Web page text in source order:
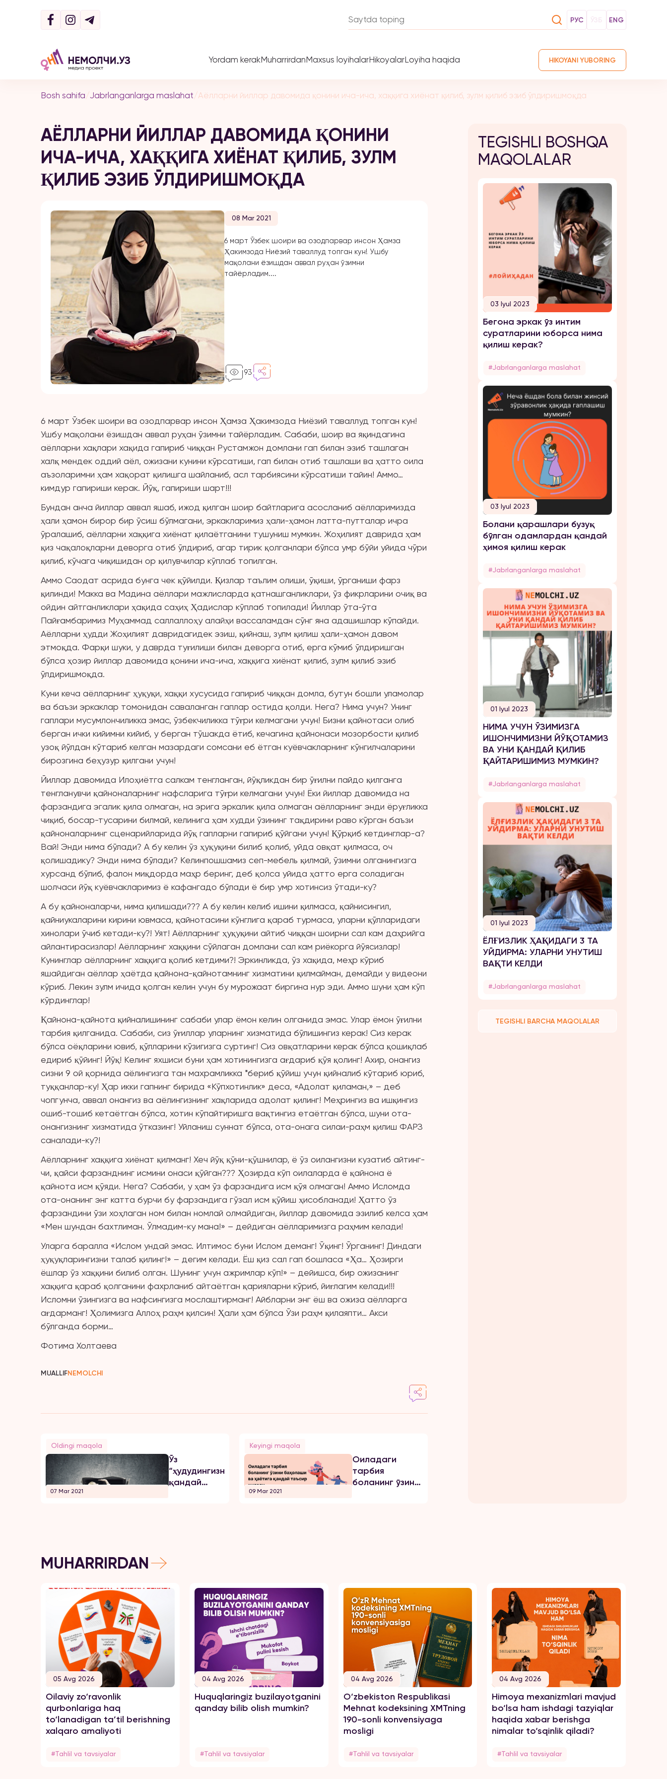
РУС ЎЗБ ENG
Yordam kerakMuharrirdanMaxsus loyihalarHikoyalarLoyiha haqida HIKOYANI YUBORING
Bosh sahifa/Jabrlanganlarga maslahat/Аёлларни йиллар давомида қонини ича-ича, хаққига хиёнат қилиб, зулм қилиб эзиб ўлдиришмоқда
АЁЛЛАРНИ ЙИЛЛАР ДАВОМИДА ҚОНИНИ
ИЧА-ИЧА, ХАҚҚИГА ХИЁНАТ ҚИЛИБ, ЗУЛМ
ҚИЛИБ ЭЗИБ ЎЛДИРИШМОҚДА
08 Mar 2021
6 март Ўзбек шоири ва озодпарвар инсон Ҳамза
Ҳакимзода Ниёзий таваллуд топган кун! Ушбу
мақолани ёзишдан аввал руҳан ўзимни
тайёрладим....
93
6 март Ўзбек шоири ва озодпарвар инсон Ҳамза Ҳакимзода Ниёзий таваллуд топган кун!
Ушбу мақолани ёзишдан аввал руҳан ўзимни тайёрладим. Сабаби, шоир ва яқиндагина
аёлларни хақлари хақида гапириб чиққан Рустамжон домлани гап билан эзиб ташлаган
халқ мендек оддий аёл, ожизани кунини кўрсатиши, гап билан отиб ташлаши ва ҳатто оила
аъзоларимни ҳам хақорат қилишга шайланиб, асл тарбиясини кўрсатиши тайин! Аммо…
кимдур гапириши керак. Йўқ, гапириши шарт!!!
Бундан анча йиллар аввал яшаб, ижод қилган шоир байтларига асосланиб аёлларимизда
ҳали ҳамон бирор бир ўсиш бўлмагани, эркакларимиз ҳали-ҳамон латта-путталар ичра
ўралашиб, аёлларни хаққига хиёнат қилаётганини тушуниш мумкин. Жоҳилият даврида ҳам
қиз чақалоқларни деворга отиб ўлдириб, агар тирик қолганлари бўлса умр бўйи уйида чўри
қилиб, кўчага чиқишидан ор қилувчилар кўплаб топилган.
Аммо Саодат асрида бунга чек қўйилди. Қизлар таълим олиши, ўқиши, ўрганиши фарз
қилинди! Макка ва Мадина аёллари мажлисларда қатнашганликлари, ўз фикрларини очиқ ва
ойдин айтганликлари ҳақида саҳиҳ Ҳадислар кўплаб топилади! Йиллар ўта-ўта
Пайғамбаримиз Муҳаммад саллаллоҳу алайҳи вассаламдан сўнг яна адашишлар кўпайди.
Аёлларни ҳудди Жоҳилият давридагидек эзиш, қийнаш, зулм қилиш ҳали-ҳамон давом
этмоқда. Фарқи шуки, у даврда туғилиши билан деворга отиб, ерга кўмиб ўлдиришган
бўлса ҳозир йиллар давомида қонини ича-ича, хаққига хиёнат қилиб, зулм қилиб эзиб
ўлдиришмоқда.
Куни кеча аёлларнинг ҳуқуқи, хаққи хусусида гапириб чиққан домла, бутун бошли уламолар
ва баъзи эркаклар томонидан саваланган гаплар остида қолди. Нега? Нима учун? Унинг
гаплари мусумлончиликка эмас, ўзбекчиликка тўғри келмагани учун! Бизни қайнотаси олиб
берган ички кийимни кийиб, у берган тўшакда ётиб, кечагина қайнонаси мозорбости қилиб
узоқ йўлдан кўтариб келган мазардаги сомсани еб ётган куёвчакларнинг кўнгилчаларини
бирозгина беҳузур қилгани учун!
Йиллар давомида Илоҳиётга салкам тенгланган, йўқликдан бир ўғилни пайдо қилганга
тенгланувчи қайноналарнинг нафсларига тўғри келмагани учун! Ёки йиллар давомида на
фарзандига эгалик қила олмаган, на эрига эркалик қила олмаган аёлларнинг энди ёруғликка
чиқиб, босар-тусарини билмай, келинига ҳам худди ўзининг тақдирини раво кўрган баъзи
қайноналарнинг сценарийларида йўқ гапларни гапириб қўйгани учун! Қўрқиб кетдинглар-а?
Вай! Энди нима бўлади? А бу келин ўз ҳуқуқини билиб қолиб, уйда овқат қилмаса, оч
қолишадику? Энди нима бўлади? Келинпошшамиз сеп-мебель қилмай, ўзимни олганингизга
хурсанд бўлиб, фалон миқдорда маҳр беринг, деб қолса уйида ҳатто ерга соладиган
шолчаси йўқ куёвчакларимиз ё кафангадо бўлади ё бир умр хотинсиз ўтади-ку?
А бу қайноналарчи, нима қилишади??? А бу келин келиб ишини қилмаса, қайнисингил,
қайниукаларини кирини ювмаса, қайнотасини кўнглига қараб турмаса, уларни қўлларидаги
хинолари ўчиб кетади-ку?! Уят! Аёлларнинг ҳуқуқини айтиб чиққан шоирни сал кам даҳрийга
айлантирасизлар! Аёлларнинг хаққини сўйлаган домлани сал кам риёкорга йўясизлар!
Кунинглар аёлларнинг хаққига қолиб кетдими?! Эркинликда, ўз хақида, меҳр кўриб
яшайдиган аёллар ҳаётда қайнона-қайнотамнинг хизматини қилмайман, демайди у видеони
кўриб. Лекин зулм ичида қолган келин учун бу мурожаат биргина нур эди. Аммо шуни ҳам кўп
кўрдинглар!
Қайнона-қайнота қийналишининг сабаби улар ёмон келин олганида эмас. Улар ёмон ўғилни
тарбия қилганида. Сабаби, сиз ўғиллар уларнинг хизматида бўлишингиз керак! Сиз керак
бўлса оёқларини ювиб, қўлларини кўзигизга суртинг! Сиз овқатларини керак бўлса қошиқлаб
едириб қўйинг! Йўқ! Келинг яхшиси буни ҳам хотинингизга ағдариб қўя қолинг! Ахир, онангиз
сизни 9 ой қорнида аёлингизга тан махрамликка *бериб қўйиш учун қийналиб кўтариб юриб,
туққанлар-ку! Ҳар икки гапнинг бирида «Кўпхотинлик» деса, «Адолат қиламан,» – деб
чопгунча, аввал онангиз ва аёлингизнинг хақларида адолат қилинг! Меҳрингиз ва ишқингиз
ошиб-тошиб кетаётган бўлса, хотин кўпайтиришга вақтингиз етаётган бўлса, шуни ота-
онангизнинг хизматида ўтказинг! Уйланиш суннат бўлса, ота-онага силаи-раҳм қилиш ФАРЗ
саналади-ку?!
Аёлларнинг хаққига хиёнат қилманг! Хеч йўқ қўни-қўшнилар, ё ўз оилангизни кузатиб айтинг-
чи, қайси фарзанднинг исмини онаси қўйган??? Ҳозирда кўп оилаларда ё қайнона ё
қайнота исм қўяди. Нега? Сабаби, у ҳам ўз фарзандига исм қўя олмаган! Аммо Исломда
ота-онанинг энг катта бурчи бу фарзандига гўзал исм қўйиш ҳисобланади! Ҳатто ўз
фарзандини ўзи хоҳлаган ном билан номлай олмайдиган, йиллар давомида эзилиб келса ҳам
«Мен шундан бахтлиман. Ўлмадим-ку мана!» – дейдиган аёлларимизга раҳмим келади!
Уларга баралла «Ислом ундай эмас. Илтимос буни Ислом деманг! Ўқинг! Ўрганинг! Диндаги
ҳуқуқларингизни талаб қилинг!» – дегим келади. Ёш қиз сал гап бошласа «Ҳа… Ҳозирги
ёшлар ўз хаққини билиб олган. Шунинг учун ажримлар кўп!» – дейишса, бир ожизанинг
хаққига қараб қолганини фахрланиб айтаётган қарияларни кўриб, йиғлагим келади!!!
Исломни ўзингизга ва нафсингизга мослаштирманг! Айбларни энг ёш ва ожиза аёлларга
ағдарманг! Ҳолимизга Аллоҳ раҳм қилсин! Ҳали ҳам бўлса Ўзи раҳм қилаяпти… Акси
бўлганда борми…
Фотима Холтаева
MUALLIFNEMOLCHI
Oldingi maqola
07 Mar 2021
Ўз
“ҳудудингизни”
қандай
Keyingi maqola
09 Mar 2021
Оиладаги
тарбия
боланинг ўзини
TEGISHLI BOSHQA
MAQOLALAR
03 Iyul 2023
Бегона эркак ўз интим
суратларини юборса нима
қилиш керак?
#Jabrlanganlarga maslahat
03 Iyul 2023
Болани қарашлари бузуқ
бўлган одамлардан қандай
ҳимоя қилиш керак
#Jabrlanganlarga maslahat
01 Iyul 2023
НИМА УЧУН ЎЗИМИЗГА
ИШОНЧИМИЗНИ ЙЎҚОТАМИЗ
ВА УНИ ҚАНДАЙ ҚИЛИБ
ҚАЙТАРИШИМИЗ МУМКИН?
#Jabrlanganlarga maslahat
01 Iyul 2023
ЁЛҒИЗЛИК ҲАҚИДАГИ 3 ТА
УЙДИРМА: УЛАРНИ УНУТИШ
ВАҚТИ КЕЛДИ
#Jabrlanganlarga maslahat
TEGISHLI BARCHA MAQOLALAR
MUHARRIRDAN
05 Avg 2026
Oilaviy zo‘ravonlik
qurbonlariga haq
to‘lanadigan ta’til berishning
xalqaro amaliyoti
#Tahlil va tavsiyalar
04 Avg 2026
Huquqlaringiz buzilayotganini
qanday bilib olish mumkin?
#Tahlil va tavsiyalar
04 Avg 2026
O‘zbekiston Respublikasi
Mehnat kodeksining XMTning
190-sonli konvensiyaga
mosligi
#Tahlil va tavsiyalar
04 Avg 2026
Himoya mexanizmlari mavjud
bo‘lsa ham ishdagi tazyiqlar
haqida xabar berishga
nimalar to‘sqinlik qiladi?
#Tahlil va tavsiyalar